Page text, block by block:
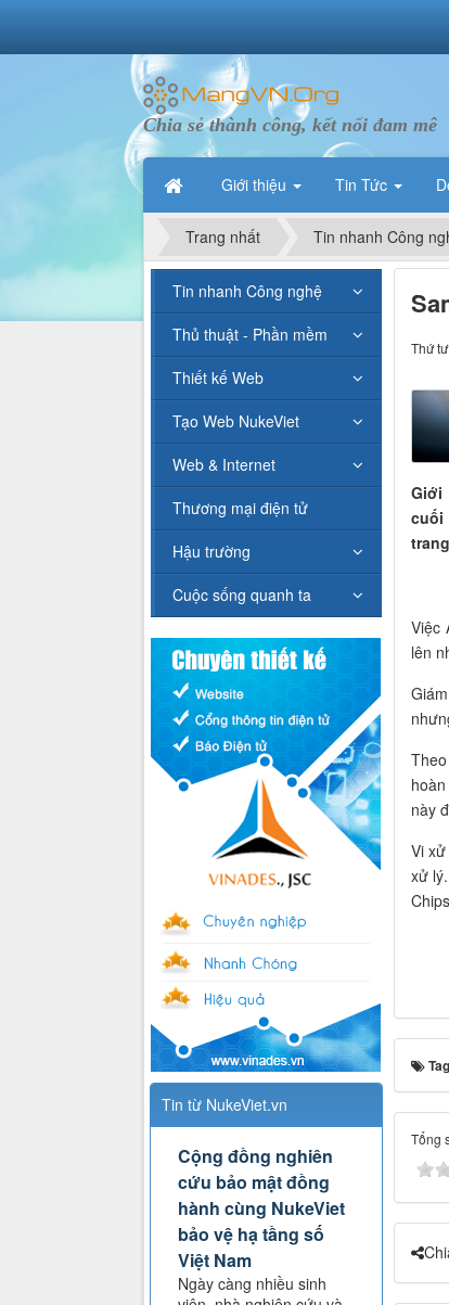
Chia sẻ thành công, kết nối đam mê
Giới thiệu Tin Tức
Trang nhất Tin nhanh Công
Thứ
Giới
cuối
Việc
lên
này
Vi
xử
Tổng
Tin nhanh Công nghệ
Thủ thuật - Phần mềm
Thiết kế Web
Tạo Web NukeViet
Web & Internet
Thương mại điện tử
Hậu trường
Cuộc sống quanh ta
Tin từ NukeViet.vn
Cộng đồng nghiên
cứu bảo mật đồng
hành cùng NukeViet
bảo vệ hạ tầng số
Việt Nam
Ngày càng nhiều sinh